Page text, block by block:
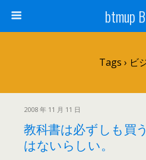
btmup
Tags › ビ
2008 年 11 月 11 日
教科書は必ずしも買
はないらしい。